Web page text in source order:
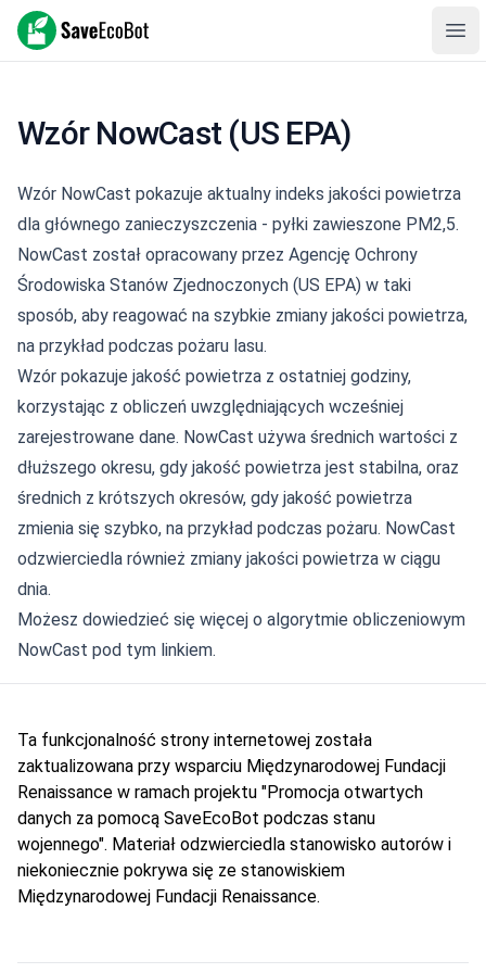
SaveEcoBot
Wzór NowCast (US EPA)
Wzór NowCast pokazuje aktualny indeks jakości powietrza
dla głównego zanieczyszczenia - pyłki zawieszone PM2,5.
NowCast został opracowany przez Agencję Ochrony
Środowiska Stanów Zjednoczonych (US EPA) w taki
sposób, aby reagować na szybkie zmiany jakości powietrza,
na przykład podczas pożaru lasu.
Wzór pokazuje jakość powietrza z ostatniej godziny,
korzystając z obliczeń uwzględniających wcześniej
zarejestrowane dane. NowCast używa średnich wartości z
dłuższego okresu, gdy jakość powietrza jest stabilna, oraz
średnich z krótszych okresów, gdy jakość powietrza
zmienia się szybko, na przykład podczas pożaru. NowCast
odzwierciedla również zmiany jakości powietrza w ciągu
dnia.
Możesz dowiedzieć się więcej o algorytmie obliczeniowym
NowCast pod tym linkiem.
Ta funkcjonalność strony internetowej została
zaktualizowana przy wsparciu Międzynarodowej Fundacji
Renaissance w ramach projektu "Promocja otwartych
danych za pomocą SaveEcoBot podczas stanu
wojennego". Materiał odzwierciedla stanowisko autorów i
niekoniecznie pokrywa się ze stanowiskiem
Międzynarodowej Fundacji Renaissance.